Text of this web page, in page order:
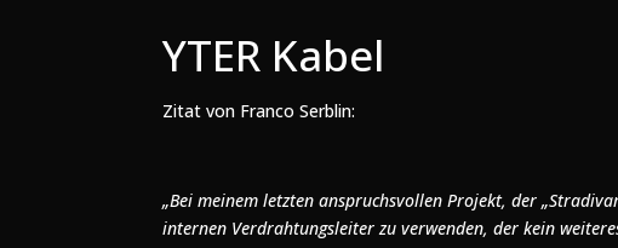
YTER Kabel
Zitat von Franco Serblin:
„Bei meinem letzten anspruchsvollen Projekt, der
internen Verdrahtungsleiter zu verwenden, der kein